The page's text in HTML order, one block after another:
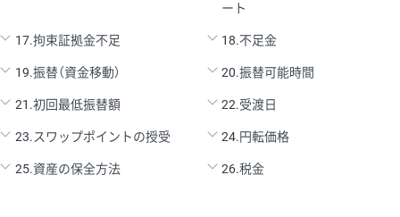
ート
17.拘束証拠金不足 18.不足金
19.振替（資金移動） 20.振替可能時間
21.初回最低振替額 22.受渡日
23.スワップポイントの授受 24.円転価格
25.資産の保全方法 26.税金